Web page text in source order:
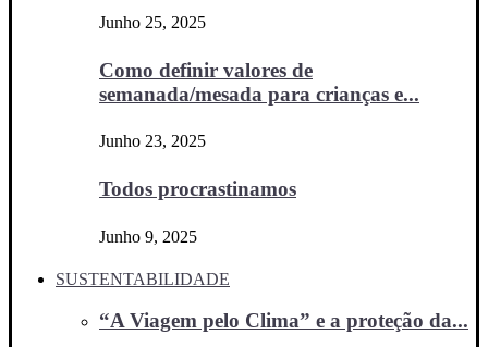
Junho 25, 2025
Como definir valores de
semanada/mesada para crianças e...
Junho 23, 2025
Todos procrastinamos
Junho 9, 2025
SUSTENTABILIDADE
“A Viagem pelo Clima” e a proteção da...